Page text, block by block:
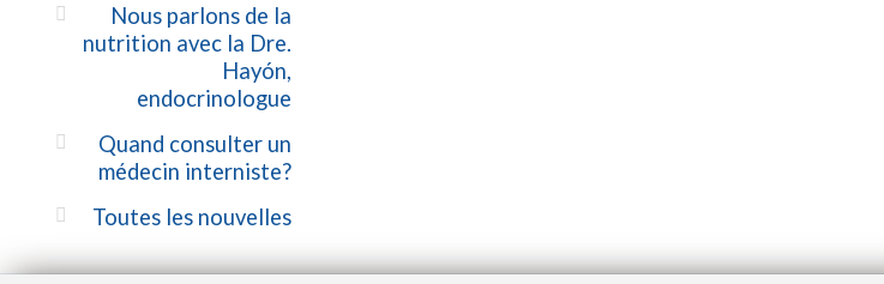
Nous parlons de la
nutrition avec la Dre.
Hayón,
endocrinologue
Quand consulter un
médecin interniste?
Toutes les nouvelles